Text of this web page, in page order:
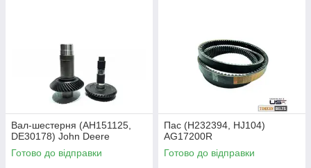
Вал-шестерня (AH151125,
DE30178) John Deere
Готово до відправки
Пас (H232394, HJ104)
AG17200R
Готово до відправки